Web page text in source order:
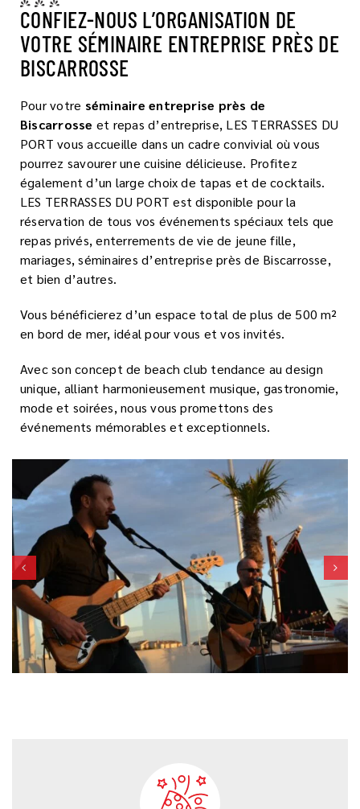
CONFIEZ-NOUS L’ORGANISATION DE
VOTRE SÉMINAIRE ENTREPRISE PRÈS DE
BISCARROSSE
Pour votre séminaire entreprise près de
Biscarrosse et repas d’entreprise, LES TERRASSES DU
PORT vous accueille dans un cadre convivial où vous
pourrez savourer une cuisine délicieuse. Profitez
également d’un large choix de tapas et de cocktails.
LES TERRASSES DU PORT est disponible pour la
réservation de tous vos événements spéciaux tels que
repas privés, enterrements de vie de jeune fille,
mariages, séminaires d’entreprise près de Biscarrosse,
et bien d’autres.
Vous bénéficierez d’un espace total de plus de 500 m²
en bord de mer, idéal pour vous et vos invités.
Avec son concept de beach club tendance au design
unique, alliant harmonieusement musique, gastronomie,
mode et soirées, nous vous promettons des
événements mémorables et exceptionnels.